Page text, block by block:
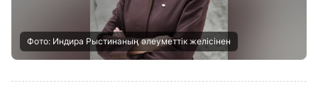
Фото: Индира Рыстинаның әлеуметтік желісінен